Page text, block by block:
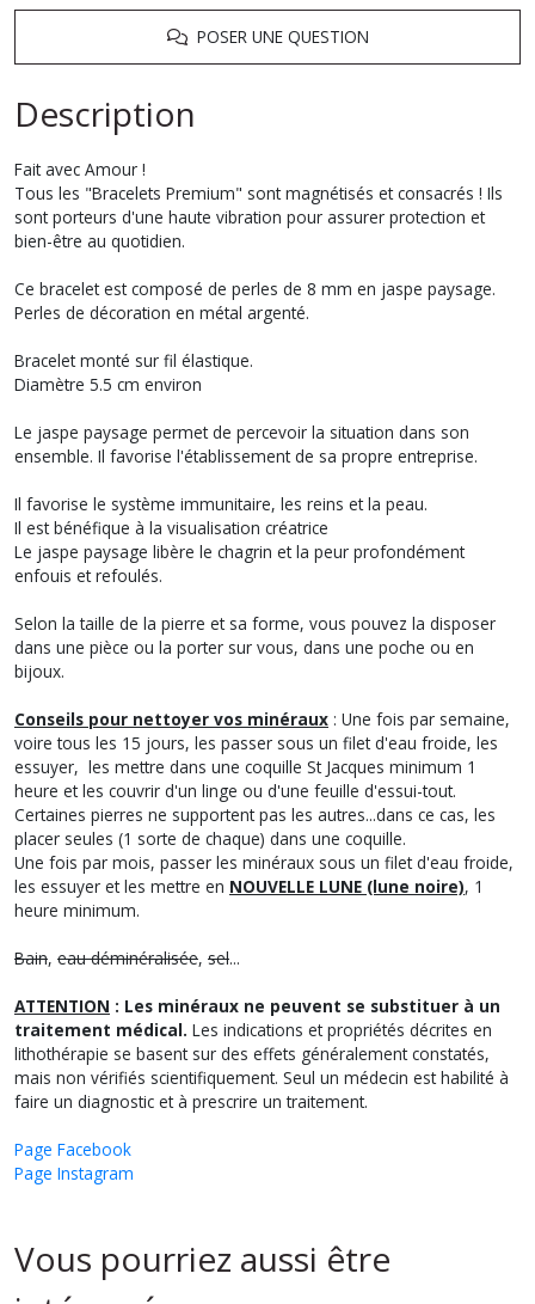
POSER UNE QUESTION
Description
Fait avec Amour !
Tous les "Bracelets Premium" sont magnétisés et consacrés ! Ils
sont porteurs d'une haute vibration pour assurer protection et
bien-être au quotidien.
Ce bracelet est composé de perles de 8 mm en jaspe paysage.
Perles de décoration en métal argenté.
Bracelet monté sur fil élastique.
Diamètre 5.5 cm environ
Le jaspe paysage permet de percevoir la situation dans son
ensemble. Il favorise l'établissement de sa propre entreprise.
Il favorise le système immunitaire, les reins et la peau.
Il est bénéfique à la visualisation créatrice
Le jaspe paysage libère le chagrin et la peur profondément
enfouis et refoulés.
Selon la taille de la pierre et sa forme, vous pouvez la disposer
dans une pièce ou la porter sur vous, dans une poche ou en
bijoux.
Conseils pour nettoyer vos minéraux : Une fois par semaine,
voire tous les 15 jours, les passer sous un filet d'eau froide, les
essuyer, les mettre dans une coquille St Jacques minimum 1
heure et les couvrir d'un linge ou d'une feuille d'essui-tout.
Certaines pierres ne supportent pas les autres...dans ce cas, les
placer seules (1 sorte de chaque) dans une coquille.
Une fois par mois, passer les minéraux sous un filet d'eau froide,
les essuyer et les mettre en NOUVELLE LUNE (lune noire), 1
heure minimum.
Bain, eau déminéralisée, sel...
ATTENTION : Les minéraux ne peuvent se substituer à un
traitement médical. Les indications et propriétés décrites en
lithothérapie se basent sur des effets généralement constatés,
mais non vérifiés scientifiquement. Seul un médecin est habilité à
faire un diagnostic et à prescrire un traitement.
Page Facebook
Page Instagram
Vous pourriez aussi être